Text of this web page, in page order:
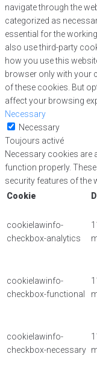
navigate through the
categorized as
essential for the
also use third-party
how you use this
browser only with your
of these cookies. But
affect your browsing
Necessary
Necessary
Toujours activé
Necessary cookies are
function properly.
security features of the
Cookie
cookielawinfo-
checkbox-analytics
cookielawinfo-
checkbox-functional
cookielawinfo-
checkbox-necessary